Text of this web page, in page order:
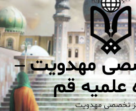
مهدویت –
علمیه قم
تخصصی مهدویت